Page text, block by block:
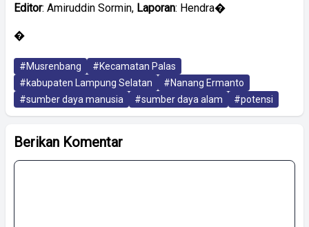
Editor: Amiruddin Sormin, Laporan: Hendra�
�
#Musrenbang
#Kecamatan Palas
#kabupaten Lampung Selatan
#Nanang Ermanto
#sumber daya manusia
#sumber daya alam #potensi
Berikan Komentar